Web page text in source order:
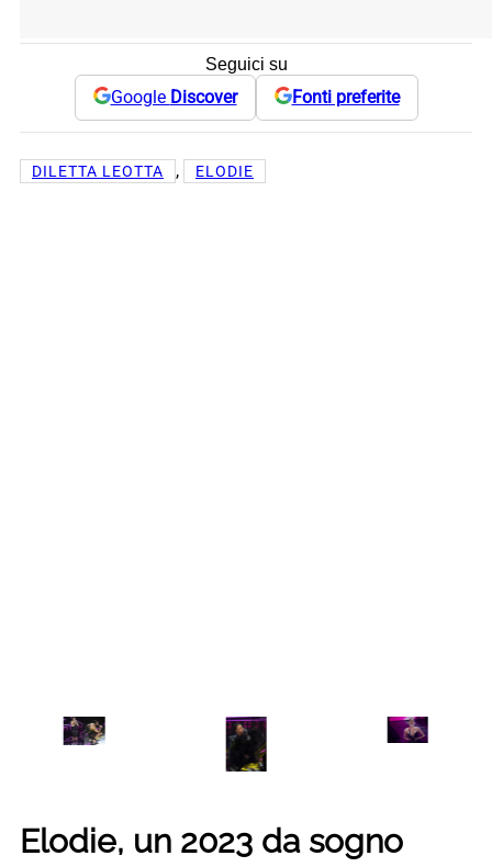
Seguici su
Google Discover Fonti preferite
DILETTA LEOTTA , ELODIE
Elodie, un 2023 da sogno